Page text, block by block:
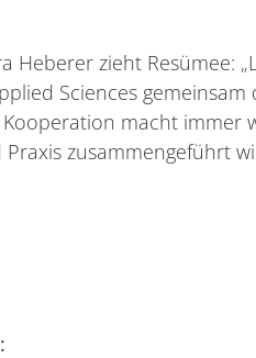
Heberer zieht Resümee:
Sciences
macht immer
zusammengeführt